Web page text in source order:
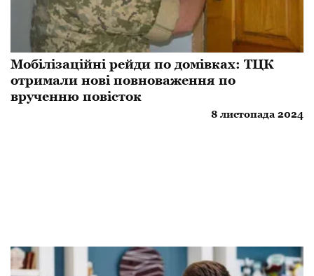
Мобілізаційні рейди по домівках: ТЦК
отримали нові повноваження по
врученню повісток
8 листопада 2024